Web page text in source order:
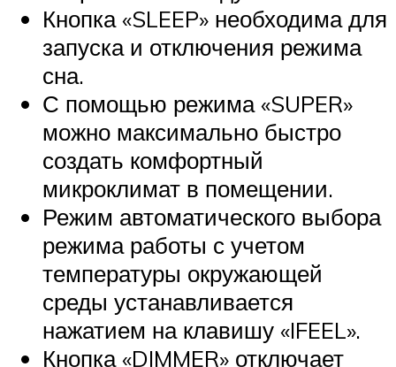
Кнопка «SLEEP» необходима для
запуска и отключения режима
сна.
С помощью режима «SUPER»
можно максимально быстро
создать комфортный
микроклимат в помещении.
Режим автоматического выбора
режима работы с учетом
температуры окружающей
среды устанавливается
нажатием на клавишу «IFEEL».
Кнопка «DIMMER» отключает